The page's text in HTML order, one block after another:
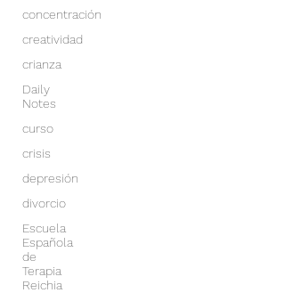
concentración
creatividad
crianza
Daily
Notes
curso
crisis
depresión
divorcio
Escuela
Española
de
Terapia
Reichia